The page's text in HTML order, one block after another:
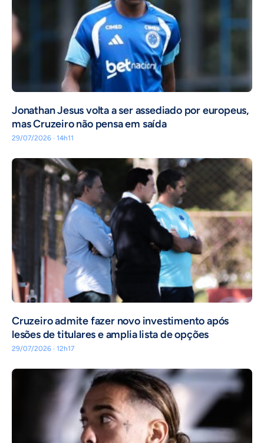
Jonathan Jesus volta a ser assediado por europeus,
mas Cruzeiro não pensa em saída
29/07/2026 · 14h11
Cruzeiro admite fazer novo investimento após
lesões de titulares e amplia lista de opções
29/07/2026 · 12h17